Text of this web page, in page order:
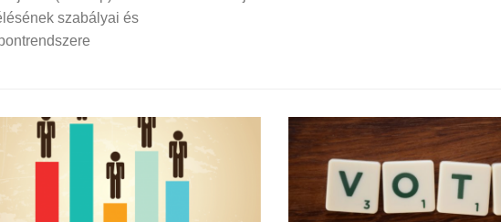
szabályai és